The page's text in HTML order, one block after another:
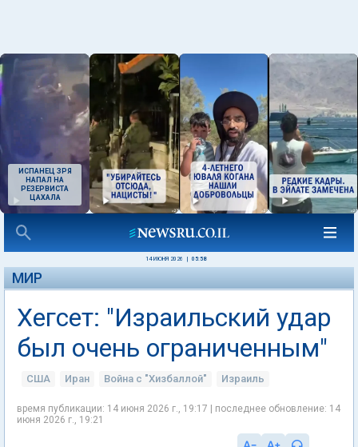
ИСПАНЕЦ ЗРЯ
НАПАЛ НА
РЕЗЕРВИСТА
ЦАХАЛА
14 ИЮНЯ 2026 05:58
МИР
Хегсет: "Израильский удар
был очень ограниченным"
США Иран Война с "Хизбаллой" Израиль
время публикации: 14 июня 2026 г., 19:17 | последнее обновление: 14
июня 2026 г., 19:21